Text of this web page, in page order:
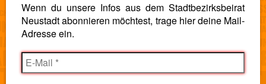
Wenn du unsere Infos aus dem Stadtbezirksbeirat
Neustadt abonnieren möchtest, trage hier deine Mail-
Adresse ein.